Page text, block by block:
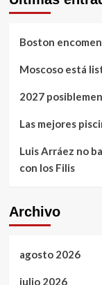
Boston
Moscoso está
2027
Las mejores
Luis Arráez no
con los Filis
Archivo
agosto 2026
julio 2026